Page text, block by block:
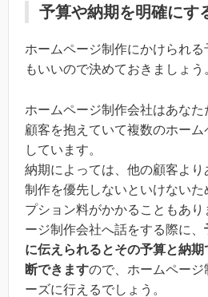
予算や納期を明確にす
ホームページ制作にかけられ
もいいので決めておきましょう
ホームページ制作会社はあな
顧客を抱えていて複数のホー
しています。
納期によっては、他の顧客よ
制作を優先しないといけない
プション料がかかることもあ
ージ制作会社へ話をする際に、
に伝えられるとその予算と納
断できますので、ホームペー
ーズに行えるでしょう。